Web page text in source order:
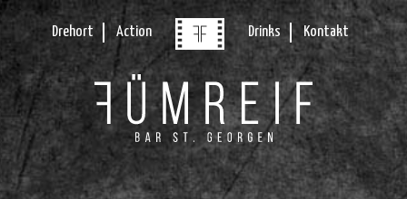
Drehort Action Drinks Kontakt